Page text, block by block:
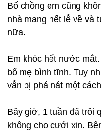
Bố chồng em cũng
nhà mang hết lễ về và
nữa.
Em khóc hết nước
bố mẹ bình tĩnh. Tuy
vẫn bị phá nát một
Bây giờ, 1 tuần đã trôi
không cho cưới xin.